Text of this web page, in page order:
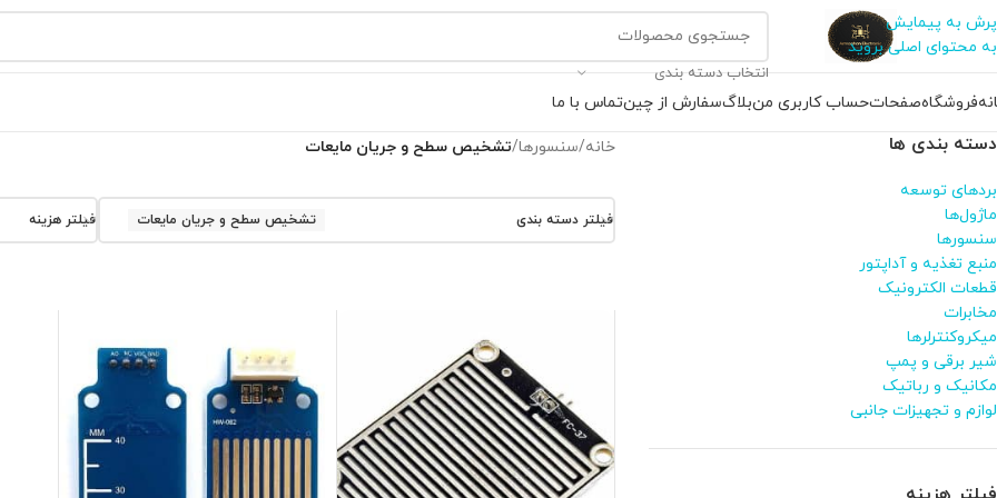
پرش به پیمایش
به محتوای اصلی بروید
انتخاب دسته بندی
فروشگاهصفحاتحساب کاربری منبلاگسفارش از چینتماس با ما
دسته بندی ها
بردهای توسعه
ماژول‌ها
سنسورها
منبع تغذیه و آداپتور
قطعات الکترونیک
مخابرات
میکروکنترلرها
شیر برقی و پمپ
مکانیک و رباتیک
لوازم و تجهیزات جانبی
خانه/سنسورها/تشخیص سطح و جریان مایعات
فیلتر دسته بندی تشخیص سطح و جریان مایعات فیلتر هزینه